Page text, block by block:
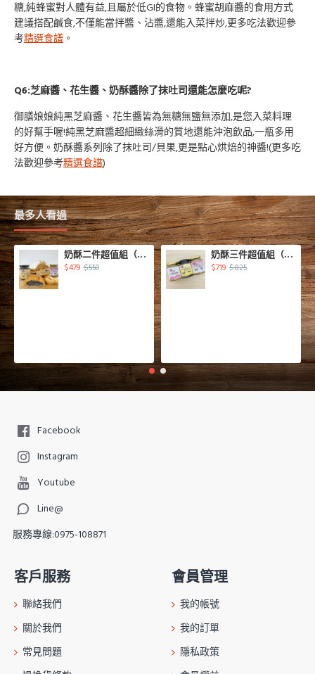
糖,純蜂蜜對人體有益,且屬於低GI的食物。蜂蜜胡麻醬的食用方式
建議搭配鹹食,不僅能當拌醬、沾醬,還能入菜拌炒,更多吃法歡迎參
考精選食譜 。
Q6:芝麻醬、花生醬、奶酥醬除了抹吐司還能怎麼吃呢?
御膳娘娘純黑芝麻醬、花生醬皆為無糖無鹽無添加,是您入菜料理
的好幫手喔!純黑芝麻醬超細緻絲滑的質地還能沖泡飲品,一瓶多用
好方便。奶酥醬系列除了抹吐司/貝果,更是點心烘焙的神醬!(更多吃
法歡迎參考精選食譜)
最多人看過
奶酥二件超值組（奶素）
$479 $550
奶酥三件超值組（奶素）
$719 $825
Facebook
Instagram
Youtube
Line@
服務專線:0975-108871
客戶服務
聯絡我們
關於我們
常見問題
會員管理
我的帳號
我的訂單
隱私政策